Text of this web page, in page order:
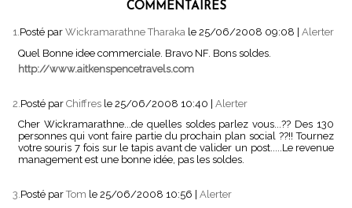
COMMENTAIRES
1.Posté par Wickramarathne Tharaka le 25/06/2008 09:08
Alerter
Quel Bonne idee commerciale. Bravo NF. Bons soldes.
http://www.aitkenspencetravels.com
2. Posté par Chiffres le 25/06/2008 10:40 | Alerter
Cher Wickramarathne...de quelles soldes parlez vous...?? Des 130
personnes qui vont faire partie du prochain plan social ??!! Tournez
votre souris 7 fois sur le tapis avant de valider un post.....Le revenue
management est une bonne idée, pas les soldes.
3. Posté parTom le 25/06/2008 10:56
Alerter